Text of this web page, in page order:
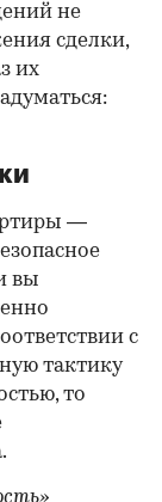
не
сделки,
их
—
вы
с
тактику
то